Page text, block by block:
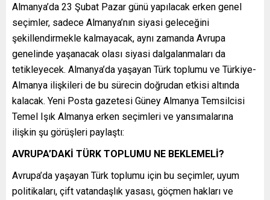
Almanya’da 23 Şubat Pazar günü yapılacak erken genel
seçimler, sadece Almanya’nın siyasi geleceğini
şekillendirmekle kalmayacak, aynı zamanda Avrupa
genelinde yaşanacak olası siyasi dalgalanmaları da
tetikleyecek. Almanya’da yaşayan Türk toplumu ve Türkiye-
Almanya ilişkileri de bu sürecin doğrudan etkisi altında
kalacak. Yeni Posta gazetesi Güney Almanya Temsilcisi
Temel Işık Almanya erken seçimleri ve yansımalarına
ilişkin şu görüşleri paylaştı:
AVRUPA’DAKİ TÜRK TOPLUMU NE BEKLEMELİ?
Avrupa’da yaşayan Türk toplumu için bu seçimler, uyum
politikaları, çift vatandaşlık yasası, göçmen hakları ve